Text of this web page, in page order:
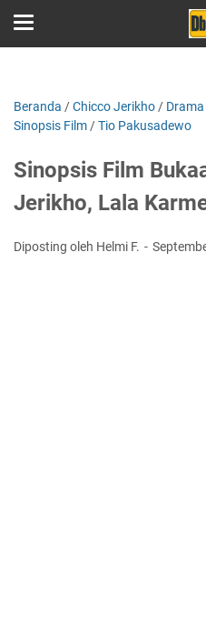
Beranda /Chicco Jerikho / Drama
Sinopsis Film /Tio Pakusadewo
Sinopsis Film
Jerikho, Lala
Diposting oleh Helmi F.